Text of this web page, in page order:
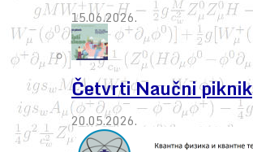
15.06.2026.
Četvrti Naučni piknik
20.05.2026.